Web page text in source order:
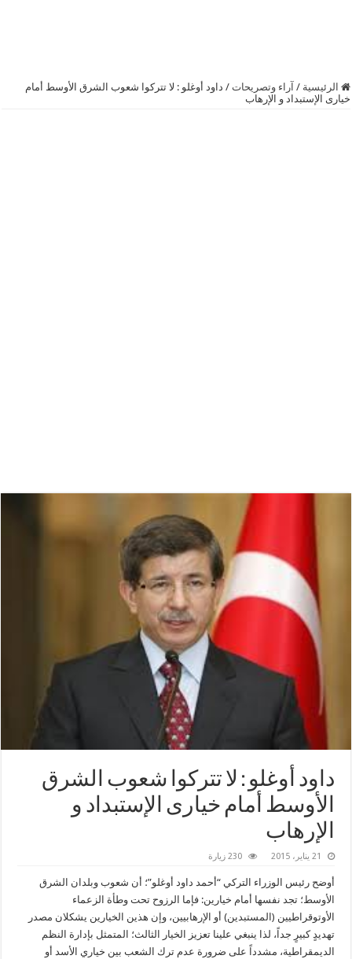
الرئيسية / آراء وتصريحات / ‫‏داود أوغلو‬ : لا تتركوا شعوب الشرق الأوسط أمام
خيارى الإستبداد و الإرهاب
‫‏داود أوغلو‬ : لا تتركوا شعوب الشرق
الأوسط أمام خيارى الإستبداد و
الإرهاب
21 يناير، 2015 230 زيارة
أوضح رئيس الوزراء التركي “أحمد داود أوغلو”؛ أن شعوب وبلدان الشرق
الأوسط؛ تجد نفسها أمام خيارين: فإما الرزوح تحت وطأة الزعماء
الأوتوقراطيين (المستبدين) أو الإرهابيين، وإن هذين الخيارين يشكلان مصدر
تهديدٍ كبيرٍ جداً، لذا ينبغي علينا تعزيز الخيار الثالث؛ المتمثل بإدارة النظم
الديمقراطية، مشدداً على ضرورة عدم ترك الشعب بين خياري الأسد أو